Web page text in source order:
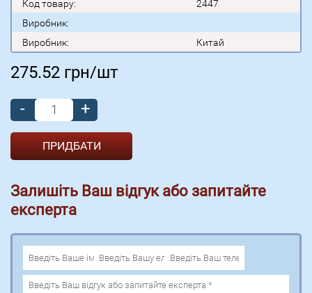
Код товару:
2447
Виробник:
Виробник:
Китай
275.52 грн/шт
-
+
Залишіть Ваш відгук або запитайте
експерта